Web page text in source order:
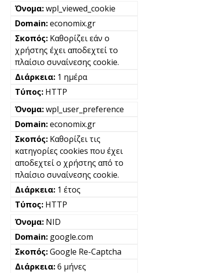
wpl_viewed_cookie
economix.gr
Καθορίζει εάν ο
χρήστης έχει αποδεχτεί το
πλαίσιο συναίνεσης cookie.
1 ημέρα
HTTP
wpl_user_preference
economix.gr
Καθορίζει τις
κατηγορίες cookies που έχει
αποδεχτεί ο χρήστης από το
πλαίσιο συναίνεσης cookie.
1 έτος
HTTP
NID
google.com
Google Re-Captcha
6 μήνες